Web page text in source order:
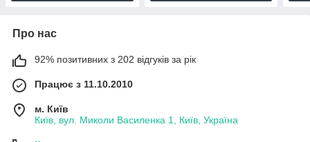
Про нас
92% позитивних з 202 відгуків за рік
Працює з 11.10.2010
м. Київ
Київ, вул. Миколи Василенка 1, Київ, Україна